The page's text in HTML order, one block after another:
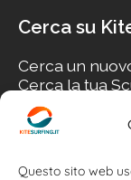
Questo sito web
Cerca su
Cerca un
Cerca la tua
Cerca il tuo
Cerca